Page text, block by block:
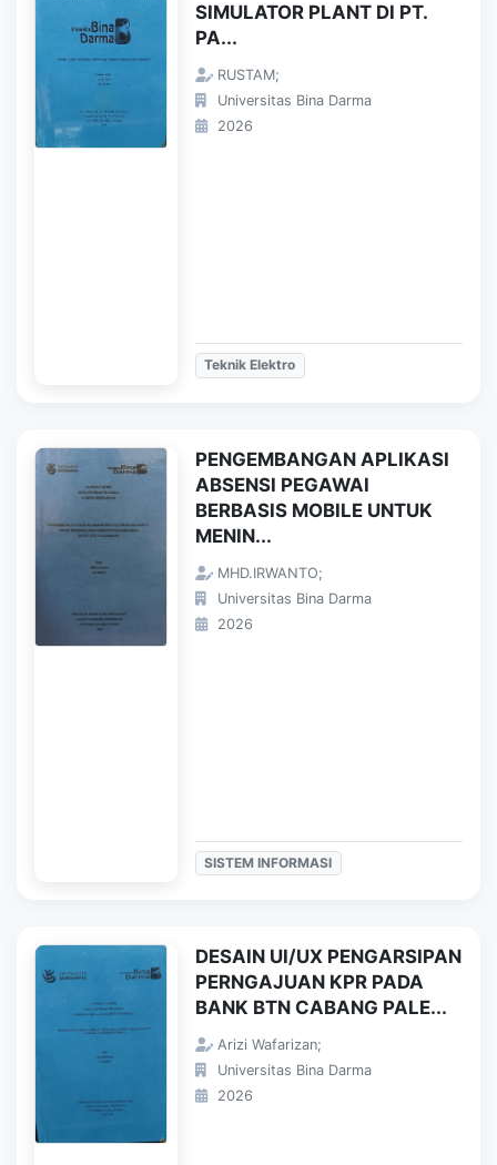
SIMULATOR PLANT DI PT.
PA...
RUSTAM;
Universitas Bina Darma
2026
Teknik Elektro
PENGEMBANGAN APLIKASI
ABSENSI PEGAWAI
BERBASIS MOBILE UNTUK
MENIN...
MHD.IRWANTO;
Universitas Bina Darma
2026
SISTEM INFORMASI
DESAIN UI/UX PENGARSIPAN
PERNGAJUAN KPR PADA
BANK BTN CABANG PALE...
Arizi Wafarizan;
Universitas Bina Darma
2026